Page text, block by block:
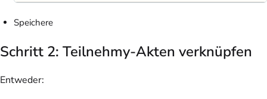
Speichere
Schritt 2: Teilnehmy-Akten verknüpfen
Entweder: